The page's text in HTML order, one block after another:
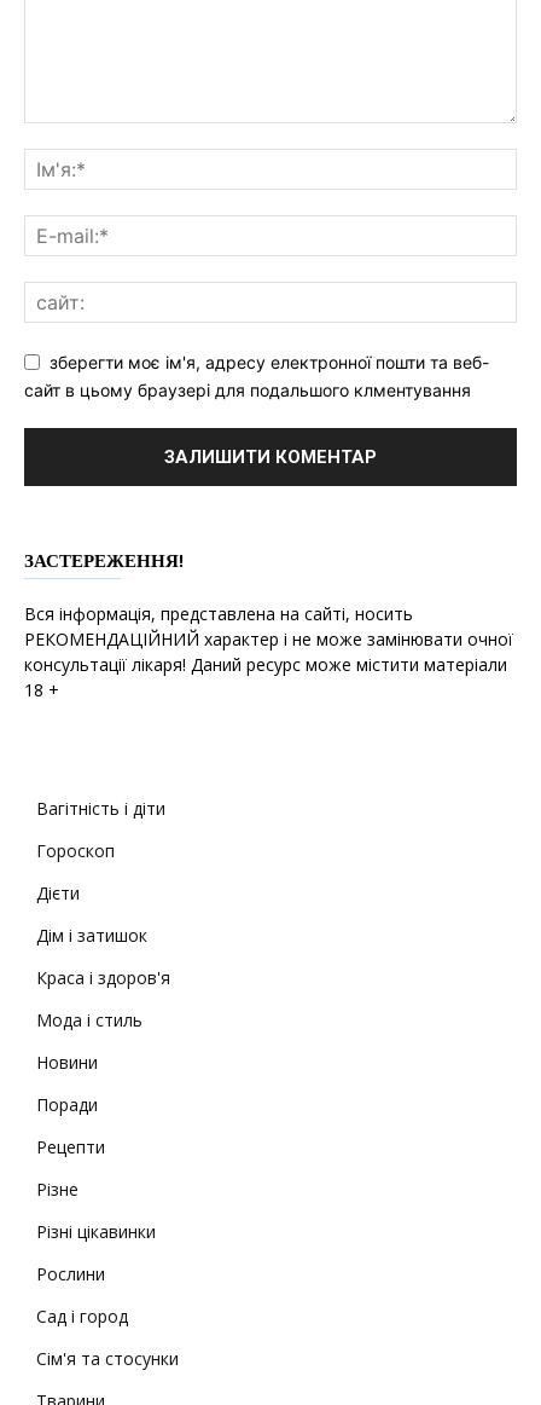
зберегти моє ім'я, адресу електронної пошти та веб-
сайт в цьому браузері для подальшого клментування
ЗАСТЕРЕЖЕННЯ!
Вся інформація, представлена на сайті, носить
РЕКОМЕНДАЦІЙНИЙ характер і не може замінювати очної
консультації лікаря! Даний ресурс може містити матеріали
18 +
Вагітність і діти
Гороскоп
Дієти
Дім і затишок
Краса і здоров'я
Мода і стиль
Новини
Поради
Рецепти
Різне
Різні цікавинки
Рослини
Сад і город
Сім'я та стосунки